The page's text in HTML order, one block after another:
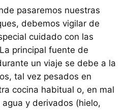
pasaremos nuestras
debemos vigilar de
cuidado con las
principal fuente de
un viaje se debe a la
tal vez pesados en
cocina habitual o, en mal
y derivados (hielo,